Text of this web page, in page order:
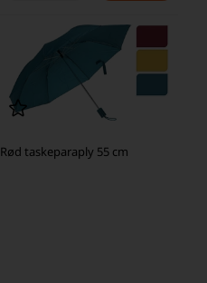
Rød taskeparaply 55 cm